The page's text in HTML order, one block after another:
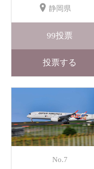
静岡県
99投票
投票する
No.7